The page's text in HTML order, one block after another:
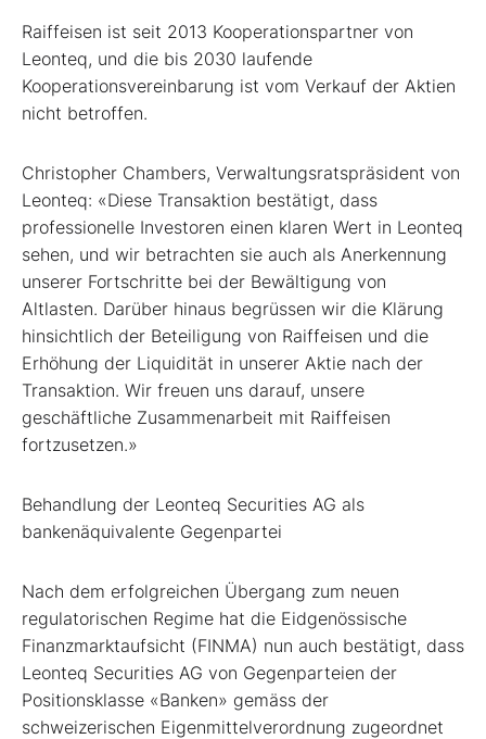
Raiffeisen ist seit 2013 Kooperationspartner von
Leonteq, und die bis 2030 laufende
Kooperationsvereinbarung ist vom Verkauf der Aktien
nicht betroffen.
Christopher Chambers, Verwaltungsratspräsident von
Leonteq: «Diese Transaktion bestätigt, dass
professionelle Investoren einen klaren Wert in Leonteq
sehen, und wir betrachten sie auch als Anerkennung
unserer Fortschritte bei der Bewältigung von
Altlasten. Darüber hinaus begrüssen wir die Klärung
hinsichtlich der Beteiligung von Raiffeisen und die
Erhöhung der Liquidität in unserer Aktie nach der
Transaktion. Wir freuen uns darauf, unsere
geschäftliche Zusammenarbeit mit Raiffeisen
fortzusetzen.»
Behandlung der Leonteq Securities AG als
bankenäquivalente Gegenpartei
Nach dem erfolgreichen Übergang zum neuen
regulatorischen Regime hat die Eidgenössische
Finanzmarktaufsicht (FINMA) nun auch bestätigt, dass
Leonteq Securities AG von Gegenparteien der
Positionsklasse «Banken» gemäss der
schweizerischen Eigenmittelverordnung zugeordnet